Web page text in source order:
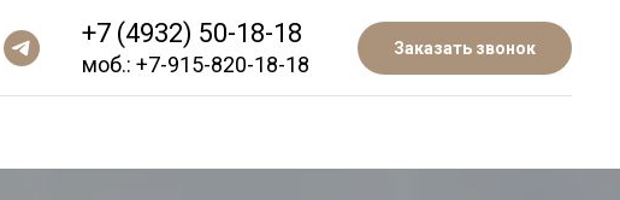
+7-901-688-78-78 Написать в MAX
+7 (4932) 50-18-18
моб.: +7-915-820-18-18
Заказать звонок